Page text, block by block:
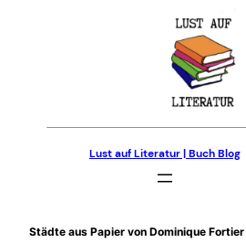
Lust auf Literatur | Buch Blog
Städte aus Papier von Dominique Fortier